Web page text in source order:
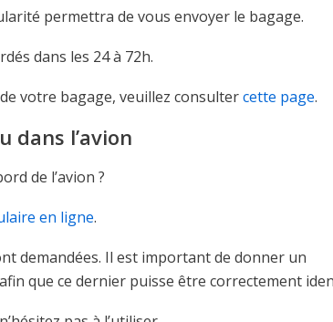
permettra de vous envoyer le bagage.
dans les 24 à 72h.
votre bagage, veuillez consultercette page.
dans l’avion
de l’avion ?
en ligne.
demandées. Il est important de donner un
que ce dernier puisse être correctement